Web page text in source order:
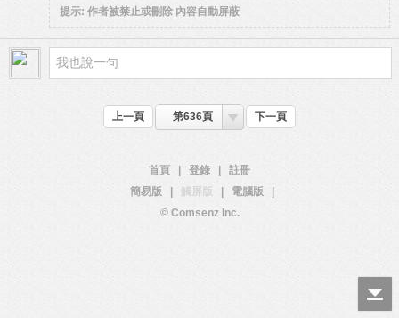
提示: 作者被禁止或刪除 內容自動屏蔽
上一頁 第636頁 下一頁
首頁 登錄
註冊
簡易版
觸屏版 電腦版
© Comsenz Inc.